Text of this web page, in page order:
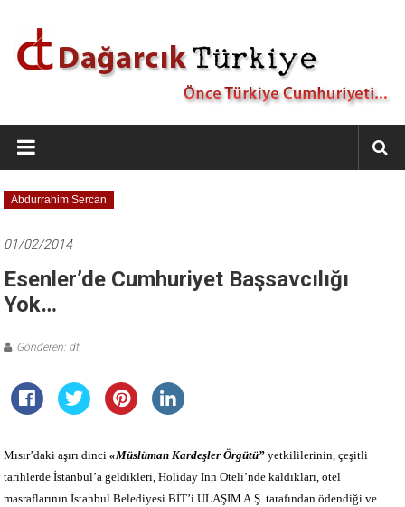
Dağarcık
Türkiye
Önce
Türkiye
Abdurrahim Sercan
01/02/2014
Esenler’de Cumhuriyet Başsavcılığı
Yok…
Gönderen: dt
Mısır’daki aşırı dinci «Müslüman Kardeşler Örgütü” yetkililerinin, çeşitli
tarihlerde İstanbul’a geldikleri, Holiday Inn Oteli’nde kaldıkları, otel
masraflarının İstanbul Belediyesi BİT’i ULAŞIM A.Ş. tarafından ödendiği ve